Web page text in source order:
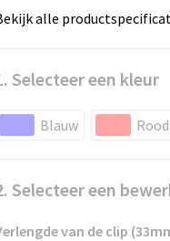
alle
Selecteer een kleur
Blauw Rood
Selecteer een
van de clip